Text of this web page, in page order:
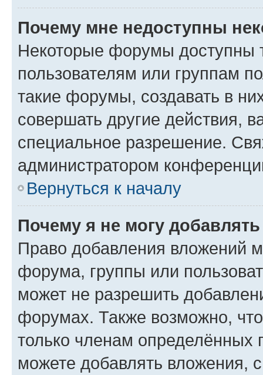
Почему мне недоступны
Некоторые форумы доступны
пользователям или группам
такие форумы, создавать в
совершать другие действия,
специальное разрешение.
администратором
Вернуться к началу
Почему я не могу
Право добавления вложений
форума, группы или
может не разрешить
форумах. Также возможно,
только членам определённых
можете добавлять вложения,